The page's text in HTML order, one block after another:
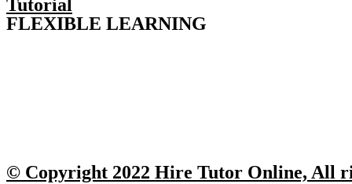
Tutorial
FLEXIBLE LEARNING
© Copyright 2022 Hire Tutor Online, All